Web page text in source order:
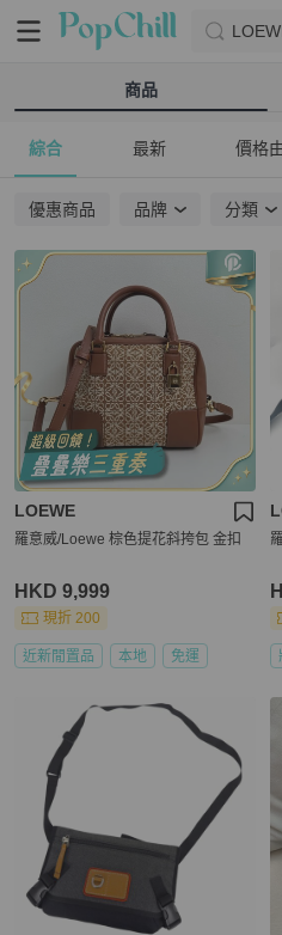
商品
綜合 最新 價格
優惠商品 品牌 分類
LOEWE
羅意威/Loewe 棕色提花斜挎包 金扣
HKD 9,999
現折 200
近新閒置品 本地 免運